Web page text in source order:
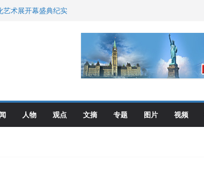
艺术展开幕盛典纪实
伦多举行
选理念
布角逐
人物 观点 文摘 专题 图片 视频